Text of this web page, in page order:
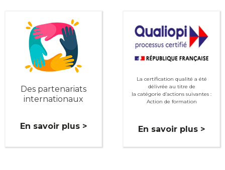
Des partenariats
internationaux
En savoir plus >
La certification qualité a été
délivrée au titre de
la catégorie d’actions suivantes :
Action de formation
En savoir plus >